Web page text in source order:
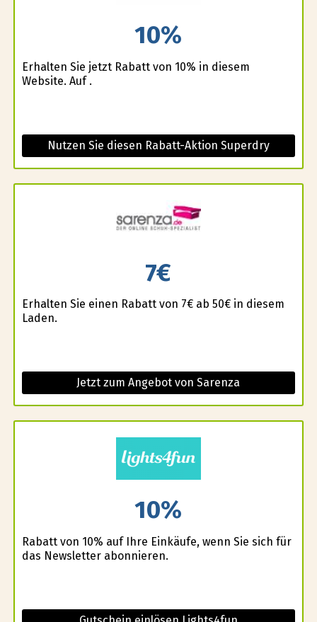
10%
Erhalten Sie jetzt Rabatt von 10% in diesem
Website. Auf .
Nutzen Sie diesen Rabatt-Aktion Superdry
7€
Erhalten Sie einen Rabatt von 7€ ab 50€ in diesem
Laden.
Jetzt zum Angebot von Sarenza
10%
Rabatt von 10% auf Ihre Einkäufe, wenn Sie sich für
das Newsletter abonnieren.